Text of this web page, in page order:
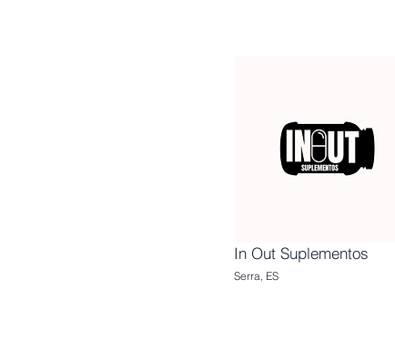
In Out Suplementos
Serra, ES